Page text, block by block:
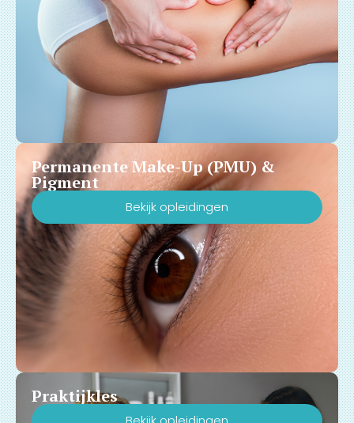
Permanente Make-Up (PMU) &
Pigment
Bekijk opleidingen
Praktijkles